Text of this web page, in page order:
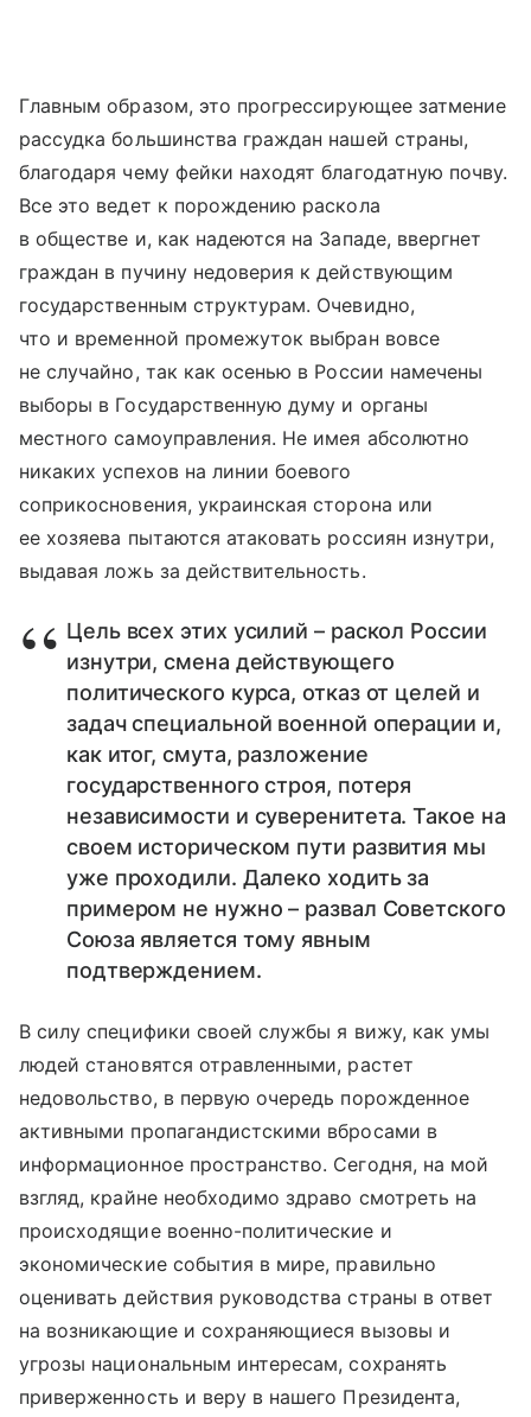
Главным образом, это прогрессирующее затмение
рассудка большинства граждан нашей страны,
благодаря чему фейки находят благодатную почву.
Все это ведет к порождению раскола
в обществе и, как надеются на Западе, ввергнет
граждан в пучину недоверия к действующим
государственным структурам. Очевидно,
что и временной промежуток выбран вовсе
не случайно, так как осенью в России намечены
выборы в Государственную думу и органы
местного самоуправления. Не имея абсолютно
никаких успехов на линии боевого
соприкосновения, украинская сторона или
ее хозяева пытаются атаковать россиян изнутри,
выдавая ложь за действительность.
Цель всех этих усилий – раскол России
изнутри, смена действующего
политического курса, отказ от целей и
задач специальной военной операции и,
как итог, смута, разложение
государственного строя, потеря
независимости и суверенитета. Такое на
своем историческом пути развития мы
уже проходили. Далеко ходить за
примером не нужно – развал Советского
Союза является тому явным
подтверждением.
В силу специфики своей службы я вижу, как умы
людей становятся отравленными, растет
недовольство, в первую очередь порожденное
активными пропагандистскими вбросами в
информационное пространство. Сегодня, на мой
взгляд, крайне необходимо здраво смотреть на
происходящие военно-политические и
экономические события в мире, правильно
оценивать действия руководства страны в ответ
на возникающие и сохраняющиеся вызовы и
угрозы национальным интересам, сохранять
приверженность и веру в нашего Президента,